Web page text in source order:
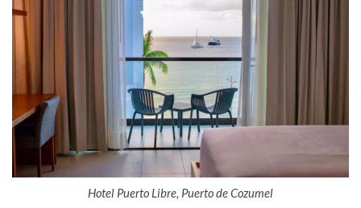
Hotel Puerto Libre, Puerto de Cozumel